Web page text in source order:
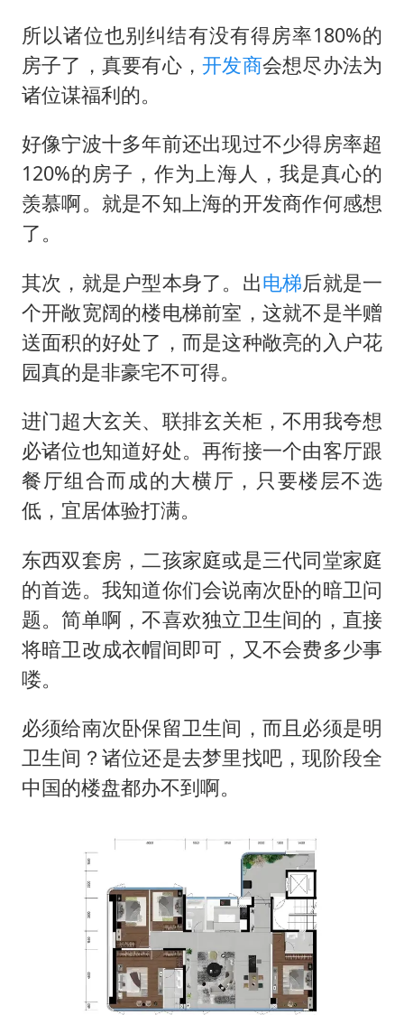
所以诸位也别纠结有没有得房率180%的
房子了，真要有心，开发商会想尽办法为
诸位谋福利的。
好像宁波十多年前还出现过不少得房率超
120%的房子，作为上海人，我是真心的
羡慕啊。就是不知上海的开发商作何感想
了。
其次，就是户型本身了。出电梯后就是一
个开敞宽阔的楼电梯前室，这就不是半赠
送面积的好处了，而是这种敞亮的入户花
园真的是非豪宅不可得。
进门超大玄关、联排玄关柜，不用我夸想
必诸位也知道好处。再衔接一个由客厅跟
餐厅组合而成的大横厅，只要楼层不选
低，宜居体验打满。
东西双套房，二孩家庭或是三代同堂家庭
的首选。我知道你们会说南次卧的暗卫问
题。简单啊，不喜欢独立卫生间的，直接
将暗卫改成衣帽间即可，又不会费多少事
喽。
必须给南次卧保留卫生间，而且必须是明
卫生间？诸位还是去梦里找吧，现阶段全
中国的楼盘都办不到啊。